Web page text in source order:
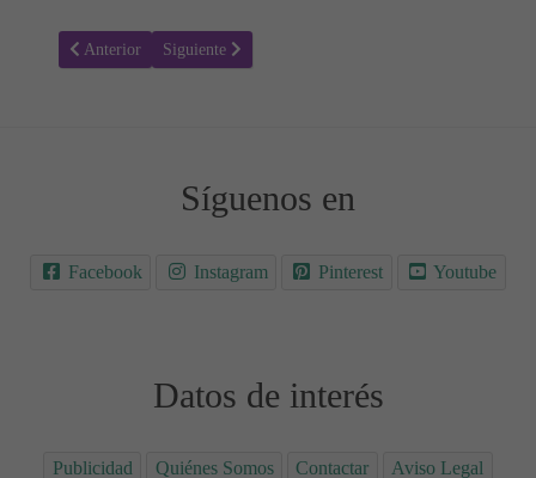
Artículo anterior: Lactancia - ¿Por qué son tan importantes las
Anterior Artículo siguiente: ¿Cómo puedo aumentar la
Siguiente
Síguenos en
Facebook Instagram Pinterest Youtube
Datos de interés
Publicidad Quiénes Somos Contactar Aviso Legal